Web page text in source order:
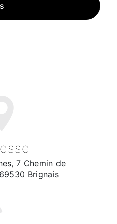
7 Chemin de
Brignais